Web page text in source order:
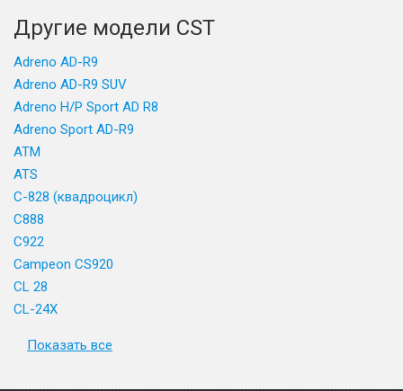
Другие модели CST
Adreno AD-R9
Adreno AD-R9 SUV
Adreno H/P Sport AD R8
Adreno Sport AD-R9
ATM
ATS
C-828 (квадроцикл)
C888
C922
Campeon CS920
CL 28
CL-24X
Показать все